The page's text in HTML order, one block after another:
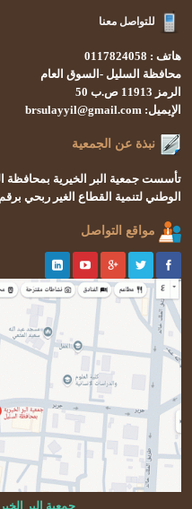
للتواصل معنا
هاتف : 0117824058
محافظة السليل -السوق العام
الرمز 11913 ص.ب 50
الإيميل: brsulayyil@gmail.com
نبذة عن الجمعية
تأسست جمعية البر الخيرية بمحافظة
الوطني لتنمية القطاع الغير ربحي برقم 137
مواقع التواصل
جمعية البر